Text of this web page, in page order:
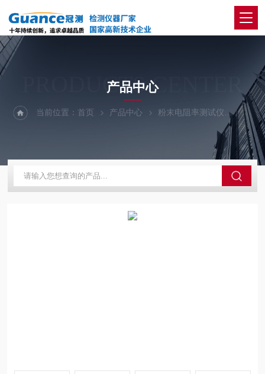
PRODUCTS CENTER
产品中心
当前位置：首页 产品中心 粉末电阻率测试仪 全自